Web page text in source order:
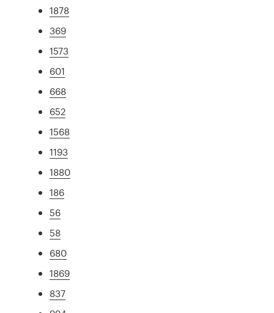
1878
369
1573
601
668
652
1568
1193
1880
186
56
58
680
1869
837